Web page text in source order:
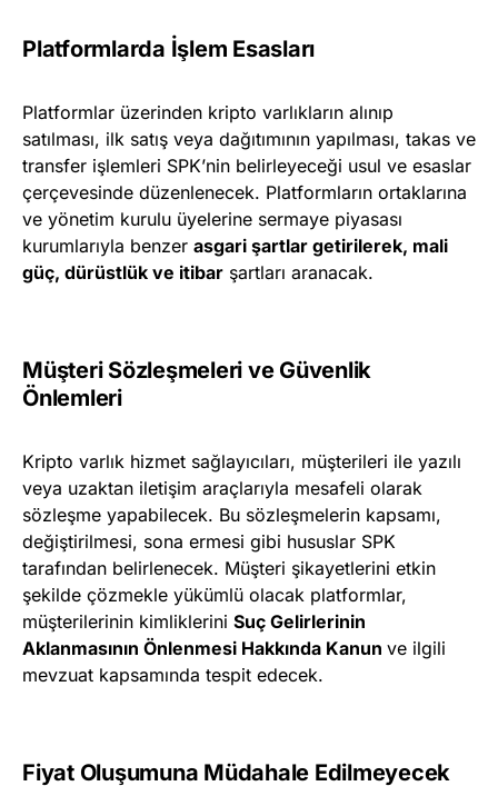
Platformlarda İşlem Esasları
Platformlar üzerinden kripto varlıkların alınıp
satılması, ilk satış veya dağıtımının yapılması, takas ve
transfer işlemleri SPK’nin belirleyeceği usul ve esaslar
çerçevesinde düzenlenecek. Platformların ortaklarına
ve yönetim kurulu üyelerine sermaye piyasası
kurumlarıyla benzer asgari şartlar getirilerek, mali
güç, dürüstlük ve itibar şartları aranacak.
Müşteri Sözleşmeleri ve Güvenlik
Önlemleri
Kripto varlık hizmet sağlayıcıları, müşterileri ile yazılı
veya uzaktan iletişim araçlarıyla mesafeli olarak
sözleşme yapabilecek. Bu sözleşmelerin kapsamı,
değiştirilmesi, sona ermesi gibi hususlar SPK
tarafından belirlenecek. Müşteri şikayetlerini etkin
şekilde çözmekle yükümlü olacak platformlar,
müşterilerinin kimliklerini Suç Gelirlerinin
Aklanmasının Önlenmesi Hakkında Kanun ve ilgili
mevzuat kapsamında tespit edecek.
Fiyat Oluşumuna Müdahale Edilmeyecek